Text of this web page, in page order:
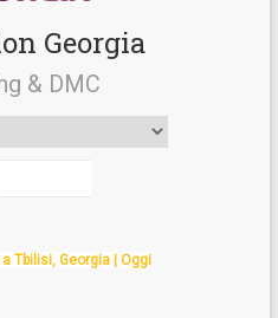
Georgia
& DMC
Tbilisi, Georgia | Oggi